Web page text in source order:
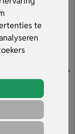
te
manier onder
wat bij jouw
en
logo.
stukjes